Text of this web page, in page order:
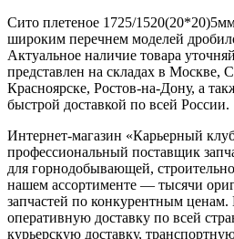
Сито плетеное 1725/
широким перечнем моделей
Актуальное наличие товара
представлен на складах в Москве,
Красноярске, Ростов-на-Дону, а
быстрой доставкой по всей России.
Интернет-магазин «Карьерный
профессиональный поставщик
для горнодобывающей,
нашем ассортименте — тысячи
запчастей по конкурентным
оперативную доставку по всей
курьерскую доставку,